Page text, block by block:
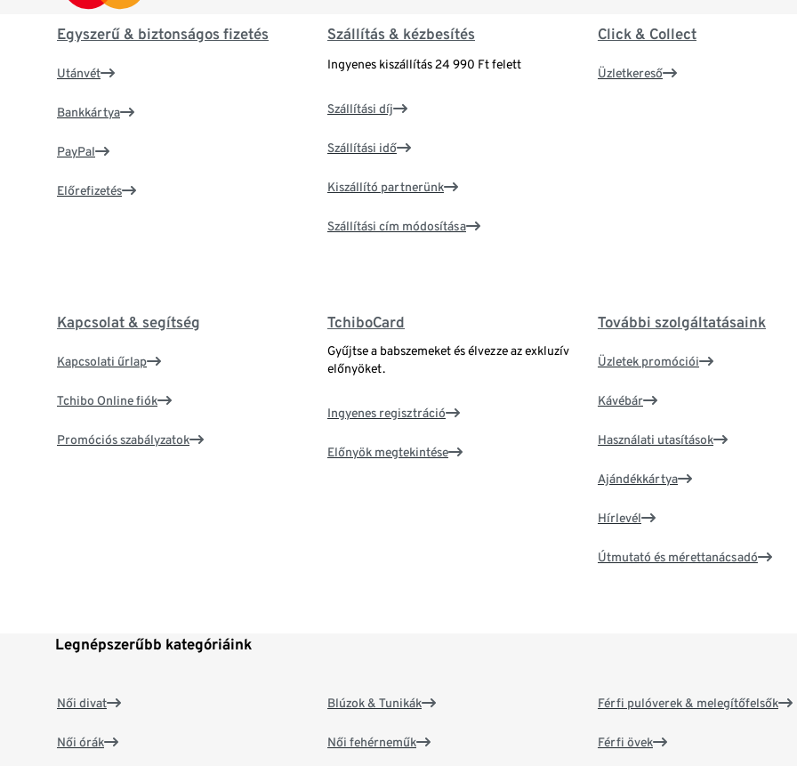
Egyszerű & biztonságos fizetés
Utánvét
Bankkártya
PayPal
Előrefizetés
Szállítás & kézbesítés
Ingyenes kiszállítás 24 990 Ft felett
Szállítási díj
Szállítási idő
Kiszállító partnerünk
Szállítási cím módosítása
Click & Collect
Üzletkereső
Kapcsolat & segítség
Kapcsolati űrlap
Tchibo Online fiók
Promóciós szabályzatok
TchiboCard
Gyűjtse a babszemeket és élvezze az exkluzív
előnyöket.
Ingyenes regisztráció
Előnyök megtekintése
További szolgáltatásaink
Üzletek promóciói
Kávébár
Használati utasítások
Ajándékkártya
Hírlevél
Útmutató és mérettanácsadó
Legnépszerűbb kategóriáink
Női divat
Női órák
Blúzok & Tunikák
Női fehérneműk
Férfi pulóverek & melegítőfelsők
Férfi övek